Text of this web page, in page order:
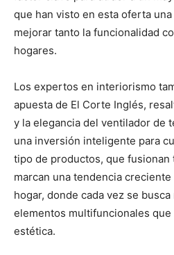
que han visto en esta oferta
mejorar tanto la funcionalidad
hogares.
Los expertos en interiorismo
apuesta de El Corte Inglés,
y la elegancia del ventilador de
una inversión inteligente para
tipo de productos, que fusionan
marcan una tendencia
hogar, donde cada vez se
elementos multifuncionales
estética.